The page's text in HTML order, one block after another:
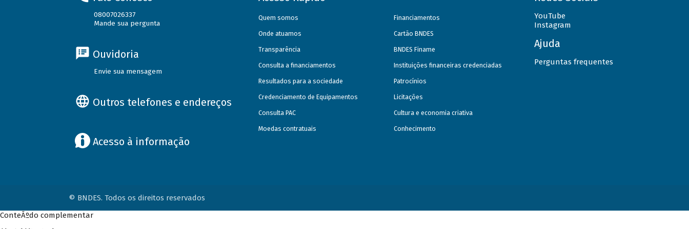
08007026337
Mande sua pergunta
Ouvidoria
Envie sua mensagem
Outros telefones e endereços
Acesso à informação
Quem somos
Onde atuamos
Transparência
Consulta a financiamentos
Resultados para a sociedade
Credenciamento de Equipamentos
Consulta PAC
Moedas contratuais
Financiamentos
Cartão BNDES
BNDES Finame
Instituições financeiras credenciadas
Patrocínios
Licitações
Cultura e economia criativa
Conhecimento
YouTube
Instagram
Ajuda
Perguntas frequentes
© BNDES. Todos os direitos reservados
ConteÃºdo complementar